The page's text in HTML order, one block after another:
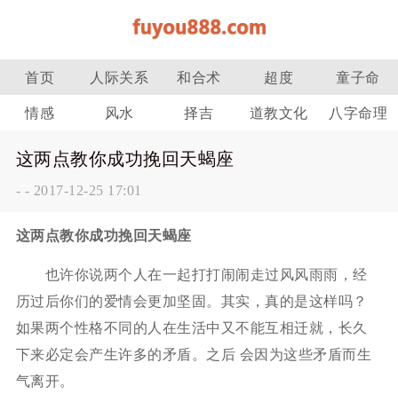
首页 人际关系 和合术 超度 童子命
情感 风水 择吉 道教文化 八字命理
这两点教你成功挽回天蝎座
- - 2017-12-25 17:01
这两点教你成功挽回天蝎座
也许你说两个人在一起打打闹闹走过风风雨雨，经
历过后你们的爱情会更加坚固。其实，真的是这样吗？
如果两个性格不同的人在生活中又不能互相迁就，长久
下来必定会产生许多的矛盾。之后 会因为这些矛盾而生
气离开。